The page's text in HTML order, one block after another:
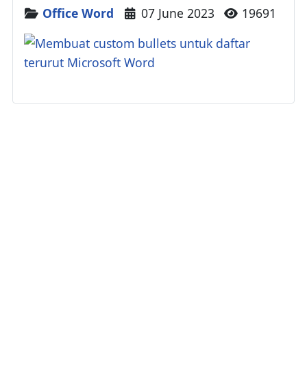
DetailsOffice Word 07 June 2023 19691